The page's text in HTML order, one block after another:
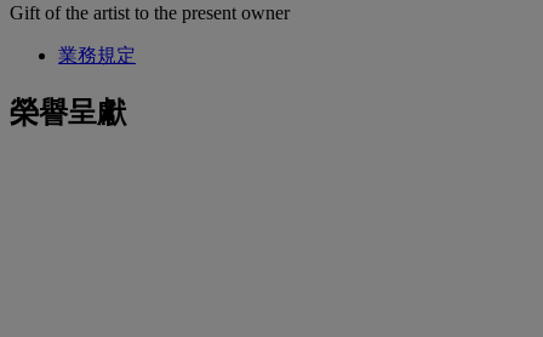
Gift of the artist to the present owner
業務規定
榮譽呈獻